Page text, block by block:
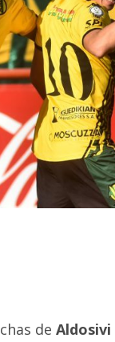
de Aldosivi